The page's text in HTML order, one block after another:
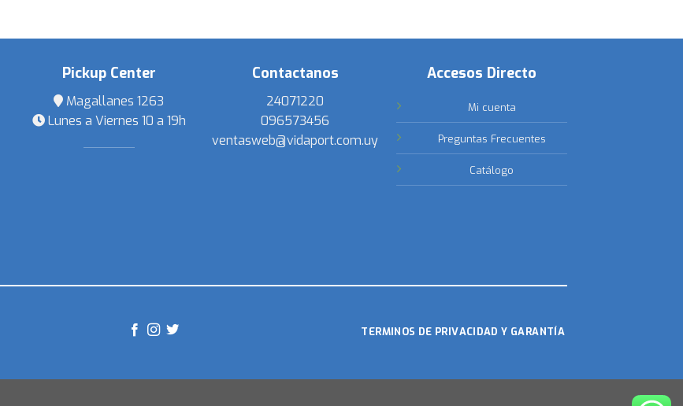
Pickup Center
Magallanes 1263
Lunes a Viernes 10 a 19h
Contactanos
24071220
096573456
ventasweb@vidaport.com.uy
Accesos Directo
Mi cuenta
Preguntas Frecuentes
Catálogo
TERMINOS DE PRIVACIDAD Y GARANTÍA